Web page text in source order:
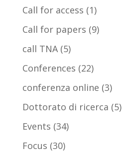
Call for access (1)
Call for papers (9)
call TNA(5)
Conferences (22)
conferenza online (3)
Dottorato di ricerca (5)
Events (34)
Focus (30)